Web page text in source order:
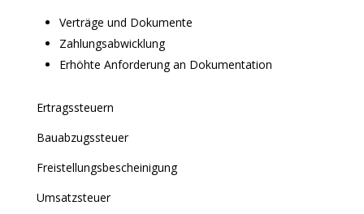
Verträge und Dokumente
Zahlungsabwicklung
Erhöhte Anforderung an Dokumentation
Ertragssteuern
Bauabzugssteuer
Freistellungsbescheinigung
Umsatzsteuer